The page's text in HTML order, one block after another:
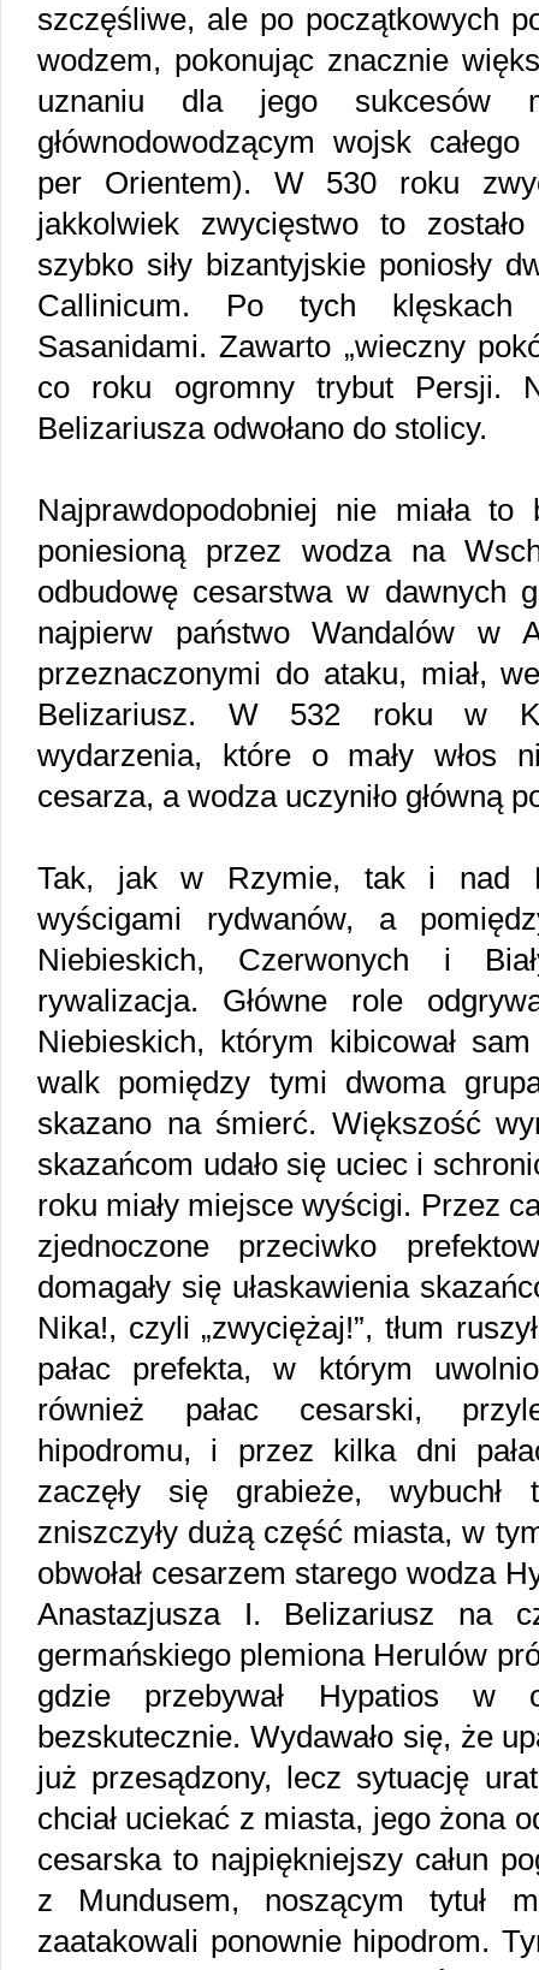
szczęśliwe, ale po początkowych
wodzem, pokonując znacznie
uznaniu dla jego
głównodowodzącym wojsk
per Orientem). W 530 roku
jakkolwiek zwycięstwo to
szybko siły bizantyjskie poniosły
Callinicum. Po tych klęskach
Sasanidami. Zawarto „wieczny
co roku ogromny trybut Persji.
Belizariusza odwołano do stolicy.
Najprawdopodobniej nie miała
poniesioną przez wodza na
odbudowę cesarstwa w dawnych
najpierw państwo Wandalów w
przeznaczonymi do ataku, miał,
Belizariusz. W 532 roku w
wydarzenia, które o mały włos
cesarza, a wodza uczyniło główną
Tak, jak w Rzymie, tak i nad
wyścigami rydwanów, a
Niebieskich, Czerwonych i
rywalizacja. Główne role
Niebieskich, którym kibicował
walk pomiędzy tymi dwoma
skazano na śmierć. Większość
skazańcom udało się uciec i
roku miały miejsce wyścigi. Przez
zjednoczone przeciwko
domagały się ułaskawienia
Nika!, czyli „zwyciężaj!”, tłum
pałac prefekta, w którym
również pałac cesarski,
hipodromu, i przez kilka dni
zaczęły się grabieże,
zniszczyły dużą część miasta, w
obwołał cesarzem starego wodza
Anastazjusza I. Belizariusz na
germańskiego plemiona Herulów
gdzie przebywał Hypatios w
bezskutecznie. Wydawało się, że
już przesądzony, lecz sytuację
chciał uciekać z miasta, jego żona
cesarska to najpiękniejszy całun
z Mundusem, noszącym tytuł
zaatakowali ponownie hipodrom.